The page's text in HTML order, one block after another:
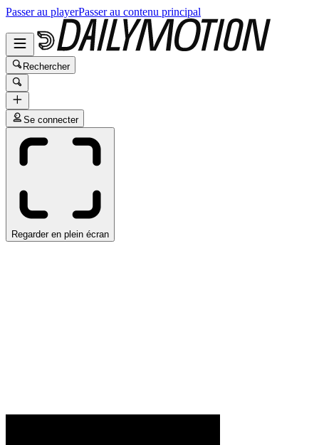
Passer au playerPasser au contenu principal
Rechercher
Se connecter
Regarder en plein écran